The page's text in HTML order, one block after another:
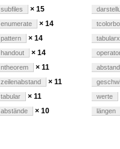
subfiles × 15
enumerate × 14
pattern × 14
handout × 14
ntheorem × 11
zeilenabstand × 11
tabular × 11
abstände × 10
tabularx
abstand
werte
längen